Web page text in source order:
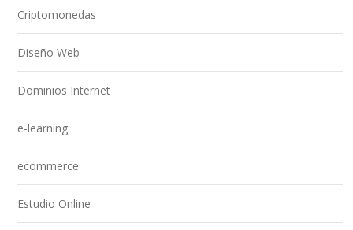
Criptomonedas
Diseño Web
Dominios Internet
e-learning
ecommerce
Estudio Online